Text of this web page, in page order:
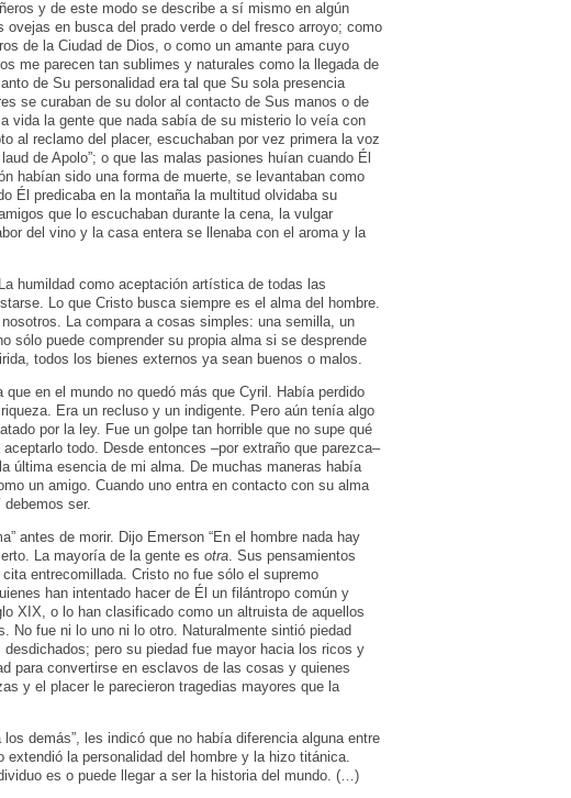
y de este modo se describe a sí mismo en algún
en busca del prado verde o del fresco arroyo; como
de la Ciudad de Dios, o como un amante para cuyo
me parecen tan sublimes y naturales como la llegada de
de Su personalidad era tal que Su sola presencia
se curaban de su dolor al contacto de Sus manos o de
vida la gente que nada sabía de su misterio lo veía con
al reclamo del placer, escuchaban por vez primera la voz
de Apolo”; o que las malas pasiones huían cuando Él
habían sido una forma de muerte, se levantaban como
Él predicaba en la montaña la multitud olvidaba su
que lo escuchaban durante la cena, la vulgar
del vino y la casa entera se llenaba con el aroma y la
humildad como aceptación artística de todas las
Lo que Cristo busca siempre es el alma del hombre.
La compara a cosas simples: una semilla, un
sólo puede comprender su propia alma si se desprende
todos los bienes externos ya sean buenos o malos.
en el mundo no quedó más que Cyril. Había perdido
Era un recluso y un indigente. Pero aún tenía algo
por la ley. Fue un golpe tan horrible que no supe qué
todo. Desde entonces –por extraño que parezca–
última esencia de mi alma. De muchas maneras había
un amigo. Cuando uno entra en contacto con su alma
ser.
antes de morir. Dijo Emerson “En el hombre nada hay
La mayoría de la gente es otra . Sus pensamientos
entrecomillada. Cristo no fue sólo el supremo
han intentado hacer de Él un filántropo común y
XIX, o lo han clasificado como un altruista de aquellos
No fue ni lo uno ni lo otro. Naturalmente sintió piedad
pero su piedad fue mayor hacia los ricos y
para convertirse en esclavos de las cosas y quienes
y el placer le parecieron tragedias mayores que la
demás”, les indicó que no había diferencia alguna entre
la personalidad del hombre y la hizo titánica.
es o puede llegar a ser la historia del mundo. (…)